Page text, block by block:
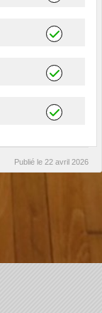
Publié le 22 avril 2026